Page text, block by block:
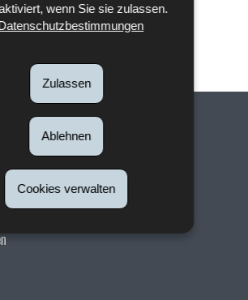
wenn Sie sie zulassen.
Zulassen
Ablehnen
Cookies verwalten
am24/04/2024
am Arbeitsplatz